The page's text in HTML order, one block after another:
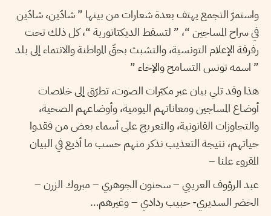
واستمرّ التجمع يهتف بعدة شعارات من بينها ” شادّين، شادّين
في سراح المساجين “، ” لتسقط الديكتاتورية “، كل ذلك تحت
رفرفة الإعلام التونسية، والتشبث بحقّ المواطنة والانتماء إلى بلد
” اسمه تونس التسامح والإخاء ”
هذا وقد تلي بيان عبر مكبّرات الصوت، تطرّق إلى خلاصات
أوضاع المساجين ومعاناتهم اليومية، وأوضاعهم الصحية،
والتجاوزات القانونية، والتعريج على أسماء بعض من فقدوا
حياتهم، نتيجة التعذيب نذكر منهم حسب ما أذيع في البيان
المقروء علنا –
عبد الرؤوف العريبي – سحنون الجوهري – مبروك الزرن –
الخضر السديري- حبيب ردادي – وغيرهم…